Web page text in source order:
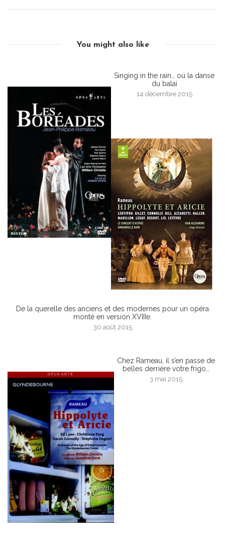
You might also like
Singing in the rain… ou la danse
du balai
14 décembre 2015
De la querelle des anciens et des modernes pour un opéra
monté en version XVIIIe.
30 août 2015
Chez Rameau, il s’en passe de
belles derrière votre frigo…
3 mai 2015